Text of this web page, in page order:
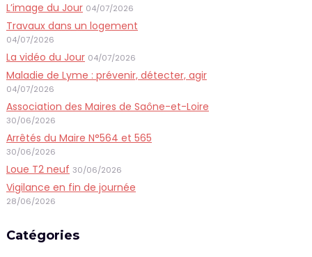
L’image du Jour 04/07/2026
Travaux dans un logement
04/07/2026
La vidéo du Jour 04/07/2026
Maladie de Lyme : prévenir, détecter, agir
04/07/2026
Association des Maires de Saône-et-Loire
30/06/2026
Arrêtés du Maire N°564 et 565
30/06/2026
Loue T2 neuf 30/06/2026
Vigilance en fin de journée
28/06/2026
Catégories